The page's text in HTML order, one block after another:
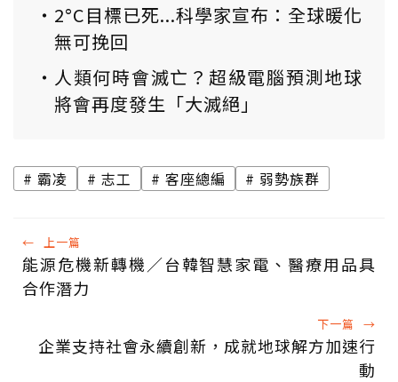
2°C目標已死...科學家宣布：全球暖化
無可挽回
人類何時會滅亡？超級電腦預測地球
將會再度發生「大滅絕」
霸凌 志工 客座總編 弱勢族群
← 上一篇
能源危機新轉機／台韓智慧家電、醫療用品具
合作潛力
下一篇 →
企業支持社會永續創新，成就地球解方加速行
動